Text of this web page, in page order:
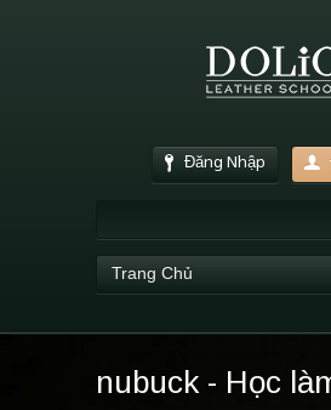
Đăng Nhập
Trang Chủ
nubuck - Học